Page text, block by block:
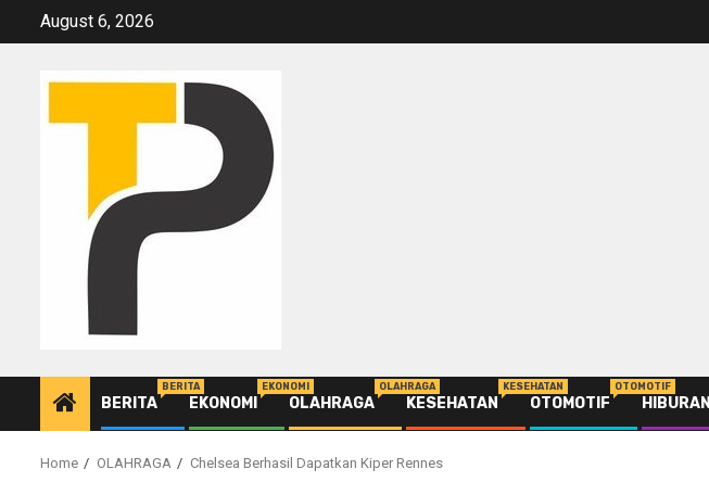
August 6, 2026
BERITA
BERITA
EKONOMI
EKONOMI
OLAHRAGA
OLAHRAGA
KESEHATAN
KESEHATAN
OTOMOTIF
OTOMOTIF
HIBURAN
Home OLAHRAGA Chelsea Berhasil Dapatkan Kiper Rennes